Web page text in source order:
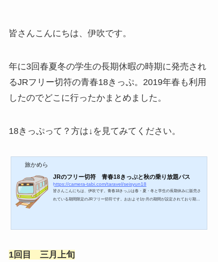
皆さんこんにちは、伊吹です。
年に3回春夏冬の学生の長期休暇の時期に発売され
るJRフリー切符の青春18きっぷ。2019年春も利用
したのでどこに行ったかまとめました。
18きっぷって？方は↓を見てみてください。
旅かめら
JRのフリー切符 青春18きっぷと秋の乗り放題パス
https://camera-tabi.com/taravel/seisyun18
皆さんこんにちは、伊吹です。青春18きっぷは春・夏・冬と学生の長期休みに販売さ
れている期間限定のJRフリー切符です。おおよそ1か月の期間が設定されており期間
1回目 三月上旬